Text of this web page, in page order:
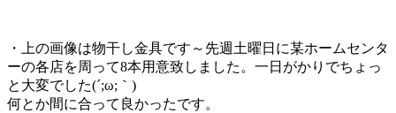
・上の画像は物干し金具です～先週土曜日に某ホームセンタ
ーの各店を周って8本用意致しました。一日がかりでちょっ
と大変でした(´;ω;｀)
何とか間に合って良かったです。